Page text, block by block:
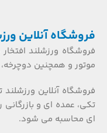
فروشگاه آنلاین
فروشگاه ورزشلند
موتور و همچنین
فروشگاه آنلاین
ای محاسبه می شود.